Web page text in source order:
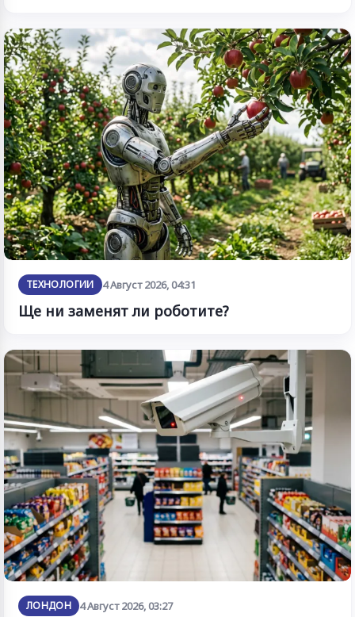
ТЕХНОЛОГИИ 4 Август 2026, 04:31
Ще ни заменят ли роботите?
ЛОНДОН 4 Август 2026, 03:27